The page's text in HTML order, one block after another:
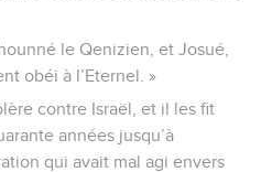
le Qenizien, et Josué,
obéi à l’Eternel. »
contre Israël, et il les fit
années jusqu’à
qui avait mal agi envers